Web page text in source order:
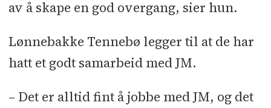
av å skape en god overgang, sier hun.
Lønnebakke Tennebø legger til at de har
hatt et godt samarbeid med JM.
– Det er alltid fint å jobbe med JM, og det